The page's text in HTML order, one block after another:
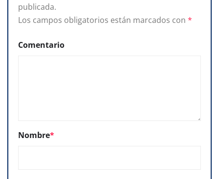
publicada.
Los campos obligatorios están marcados con *
Comentario
Nombre*